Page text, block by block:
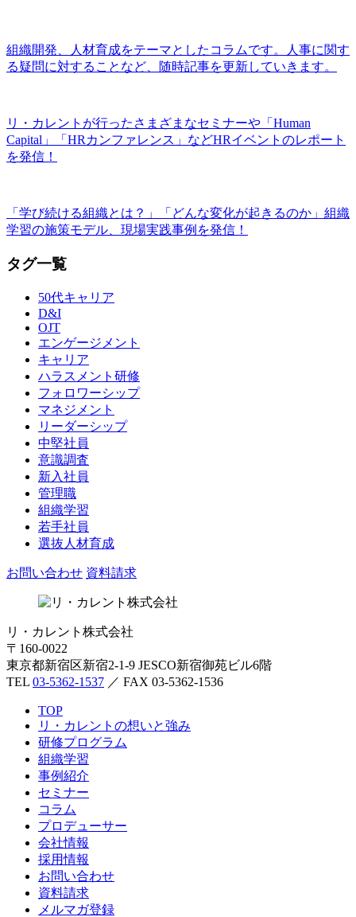
組織開発、人材育成をテーマとしたコラムです。人事に関す
る疑問に対することなど、随時記事を更新していきます。
リ・カレントが行ったさまざまなセミナーや「Human
Capital」「HRカンファレンス」などHRイベントのレポート
を発信！
「学び続ける組織とは？」「どんな変化が起きるのか」組織
学習の施策モデル、現場実践事例を発信！
タグ一覧
50代キャリア
D&I
OJT
エンゲージメント
キャリア
ハラスメント研修
フォロワーシップ
マネジメント
リーダーシップ
中堅社員
意識調査
新入社員
管理職
組織学習
若手社員
選抜人材育成
お問い合わせ 資料請求
リ・カレント株式会社
〒160-0022
東京都新宿区新宿2-1-9 JESCO新宿御苑ビル6階
TEL 03-5362-1537 ／ FAX 03-5362-1536
TOP
リ・カレントの想いと強み
研修プログラム
組織学習
事例紹介
セミナー
コラム
プロデューサー
会社情報
採用情報
お問い合わせ
資料請求
メルマガ登録